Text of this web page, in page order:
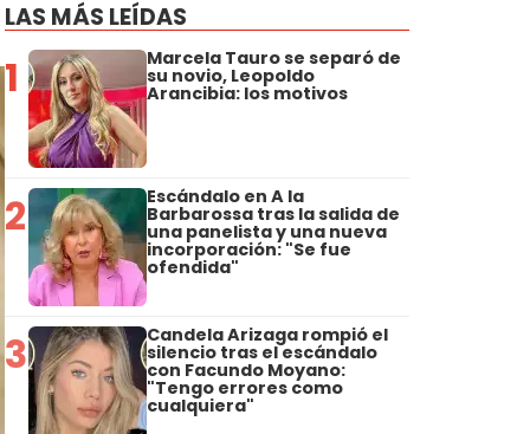
LAS MÁS LEÍDAS
1 Marcela Tauro se separó de
su novio, Leopoldo
Arancibia: los motivos
2 Escándalo en A la
Barbarossa tras la salida de
una panelista y una nueva
incorporación: "Se fue
ofendida"
3 Candela Arizaga rompió el
silencio tras el escándalo
con Facundo Moyano:
"Tengo errores como
cualquiera"